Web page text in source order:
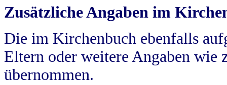
Zusätzliche Angaben im
Die im Kirchenbuch ebenfalls
Eltern oder weitere Angaben wie
übernommen.